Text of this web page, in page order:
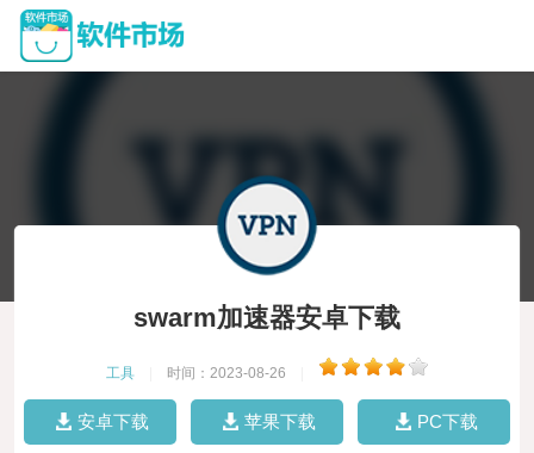
swarm加速器安卓下载
工具 时间：2023-08-26
安卓下载 苹果下载 PC下载